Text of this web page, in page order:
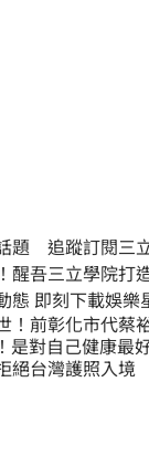
題 追蹤訂閱三
醒吾三立學院打
一手掌握明星動態 即刻下
！前彰化市代
是對自己健康最
絕台灣護照入